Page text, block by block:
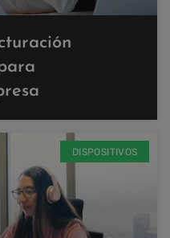
DISPOSITIVOS